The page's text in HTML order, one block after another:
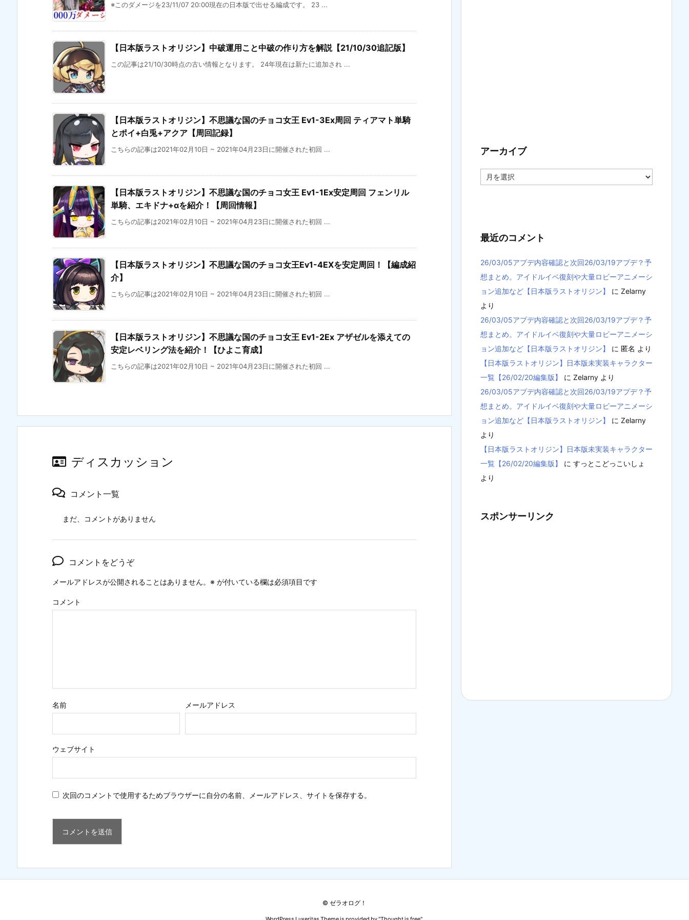
※このダメージを23/11/07 20:00現在の日本版で出せる編成です。 23 ...
【日本版ラストオリジン】中破運用こと中破の作り方を解説【21/10/30追記版】
この記事は21/10/30時点の古い情報となります。 24年現在は新たに追加され ...
【日本版ラストオリジン】不思議な国のチョコ女王 Ev1-3Ex周回 ティアマト単騎
とポイ+白兎+アクア【周回記録】
こちらの記事は2021年02月10日 ~ 2021年04月23日に開催された初回 ...
【日本版ラストオリジン】不思議な国のチョコ女王 Ev1-1Ex安定周回 フェンリル
単騎、エキドナ+αを紹介！【周回情報】
こちらの記事は2021年02月10日 ~ 2021年04月23日に開催された初回 ...
【日本版ラストオリジン】不思議な国のチョコ女王Ev1-4EXを安定周回！【編成紹
介】
こちらの記事は2021年02月10日 ~ 2021年04月23日に開催された初回 ...
【日本版ラストオリジン】不思議な国のチョコ女王 Ev1-2Ex アザゼルを添えての
安定レベリング法を紹介！【ひよこ育成】
こちらの記事は2021年02月10日 ~ 2021年04月23日に開催された初回 ...
ディスカッション
コメント一覧
まだ、コメントがありません
コメントをどうぞ
メールアドレスが公開されることはありません。 ※ が付いている欄は必須項目です
コメント
名前 メールアドレス
ウェブサイト
次回のコメントで使用するためブラウザーに自分の名前、メールアドレス、サイトを保存する。
アーカイブ
ー
最近のコメント
26/03/05アプデ内容確認と次回26/03/19アプデ？予
想まとめ。アイドルイベ復刻や大量ロビーアニメーシ
ョン追加など【日本版ラストオリジン】
に Zelarny
より
26/03/05アプデ内容確認と次回26/03/19アプデ？予
想まとめ。アイドルイベ復刻や大量ロビーアニメーシ
ョン追加など【日本版ラストオリジン】
に 匿名 より
【日本版ラストオリジン】日本版未実装キャラクター
一覧【26/02/20編集版】
に Zelarny より
26/03/05アプデ内容確認と次回26/03/19アプデ？予
想まとめ。アイドルイベ復刻や大量ロビーアニメーシ
ョン追加など【日本版ラストオリジン】
に Zelarny
より
【日本版ラストオリジン】日本版未実装キャラクター
一覧【26/02/20編集版】
に すっとこどっこいしょ
より
スポンサーリンク
© ゼラオログ！